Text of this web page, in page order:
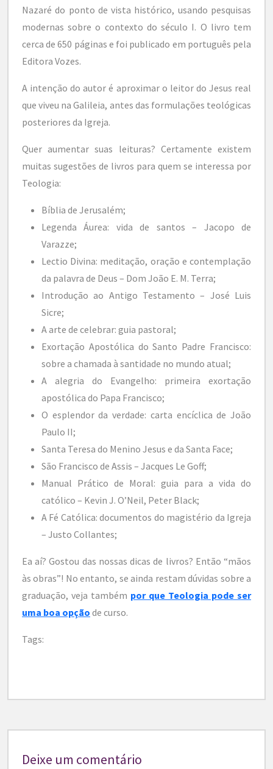
Nazaré do ponto de vista histórico, usando pesquisas
modernas sobre o contexto do século I. O livro tem
cerca de 650 páginas e foi publicado em português pela
Editora Vozes.
A intenção do autor é aproximar o leitor do Jesus real
que viveu na Galileia, antes das formulações teológicas
posteriores da Igreja.
Quer aumentar suas leituras? Certamente existem
muitas sugestões de livros para quem se interessa por
Teologia:
Bíblia de Jerusalém;
Legenda Áurea: vida de santos – Jacopo de
Varazze;
Lectio Divina: meditação, oração e contemplação
da palavra de Deus – Dom João E. M. Terra;
Introdução ao Antigo Testamento – José Luis
Sicre;
A arte de celebrar: guia pastoral;
Exortação Apostólica do Santo Padre Francisco:
sobre a chamada à santidade no mundo atual;
A alegria do Evangelho: primeira exortação
apostólica do Papa Francisco;
O esplendor da verdade: carta encíclica de João
Paulo II;
Santa Teresa do Menino Jesus e da Santa Face;
São Francisco de Assis – Jacques Le Goff;
Manual Prático de Moral: guia para a vida do
católico – Kevin J. O’Neil, Peter Black;
A Fé Católica: documentos do magistério da Igreja
– Justo Collantes;
Ea aí? Gostou das nossas dicas de livros? Então “mãos
às obras”! No entanto, se ainda restam dúvidas sobre a
graduação, veja também por que Teologia pode ser
uma boa opção de curso.
Tags:
Deixe um comentário